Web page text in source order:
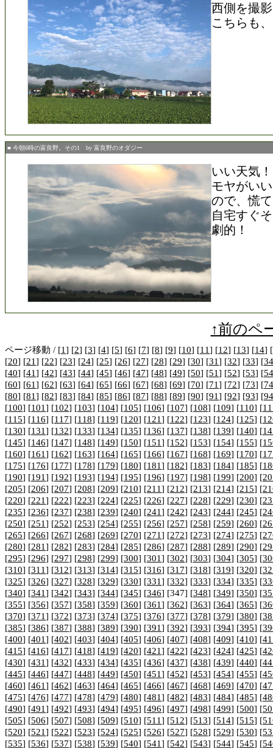
西側を撮
こちらも
■ 今朝6時の富良野。その1 by 富良野のオダジー
いい天気！
モヤがい
ので、慌
自宅すぐ
劇的！
↑前のペ
ページ移動 / [1] [2] [3] [4] [5] [6] [7] [8] [9] [10] [11] [12] [13] [14] [
[20] [21] [22] [23] [24] [25] [26] [27] [28] [29] [30] [31] [32] [33] [34
[40] [41] [42] [43] [44] [45] [46] [47] [48] [49] [50] [51] [52] [53] [54
[60] [61] [62] [63] [64] [65] [66] [67] [68] [69] [70] [71] [72] [73] [74
[80] [81] [82] [83] [84] [85] [86] [87] [88] [89] [90] [91] [92] [93] [94
[100] [101] [102] [103] [104] [105] [106] [107] [108] [109] [110] [
[115] [116] [117] [118] [119] [120] [121] [122] [123] [124] [125] [
[130] [131] [132] [133] [134] [135] [136] [137] [138] [139] [140] [
[145] [146] [147] [148] [149] [150] [151] [152] [153] [154] [155] [
[160] [161] [162] [163] [164] [165] [166] [167] [168] [169] [170] [
[175] [176] [177] [178] [179] [180] [181] [182] [183] [184] [185] [
[190] [191] [192] [193] [194] [195] [196] [197] [198] [199] [200] [
[205] [206] [207] [208] [209] [210] [211] [212] [213] [214] [215] [
[220] [221] [222] [223] [224] [225] [226] [227] [228] [229] [230] [
[235] [236] [237] [238] [239] [240] [241] [242] [243] [244] [245] [
[250] [251] [252] [253] [254] [255] [256] [257] [258] [259] [260] [
[265] [266] [267] [268] [269] [270] [271] [272] [273] [274] [275] [
[280] [281] [282] [283] [284] [285] [286] [287] [288] [289] [290] [
[295] [296] [297] [298] [299] [300] [301] [302] [303] [304] [305] [
[310] [311] [312] [313] [314] [315] [316] [317] [318] [319] [320] [
[325] [326] [327] [328] [329] [330] [331] [332] [333] [334] [335] [
[340] [341] [342] [343] [344] [345] [346] [347] [348] [349] [350] [
[355] [356] [357] [358] [359] [360] [361] [362] [363] [364] [365] [
[370] [371] [372] [373] [374] [375] [376] [377] [378] [379] [380] [
[385] [386] [387] [388] [389] [390] [391] [392] [393] [394] [395] [
[400] [401] [402] [403] [404] [405] [406] [407] [408] [409] [410] [
[415] [416] [417] [418] [419] [420] [421] [422] [423] [424] [425] [
[430] [431] [432] [433] [434] [435] [436] [437] [438] [439] [440] [
[445] [446] [447] [448] [449] [450] [451] [452] [453] [454] [455] [
[460] [461] [462] [463] [464] [465] [466] [467] [468] [469] [470] [
[475] [476] [477] [478] [479] [480] [481] [482] [483] [484] [485] [
[490] [491] [492] [493] [494] [495] [496] [497] [498] [499] [500] [
[505] [506] [507] [508] [509] [510] [511] [512] [513] [514] [515] [
[520] [521] [522] [523] [524] [525] [526] [527] [528] [529] [530] [
[535] [536] [537] [538] [539] [540] [541] [542] [543] [544] [545] [